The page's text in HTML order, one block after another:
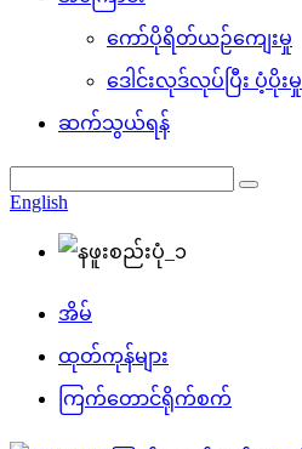
ကော်ပိုရိတ်ယဉ်ကျေးမှု
ဒေါင်းလုဒ်လုပ်ပြီး ပံ့ပိုးမှု
ဆက်သွယ်ရန်
English
အိမ်
ထုတ်ကုန်များ
ကြက်တောင်ရိုက်စက်